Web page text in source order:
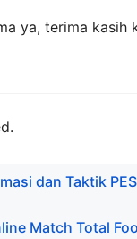
ya, terima kasih
dan Taktik
Match Total